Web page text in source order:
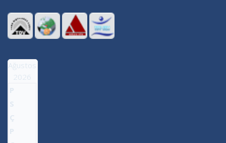
Ağustos
2026
P
S
Ç
P